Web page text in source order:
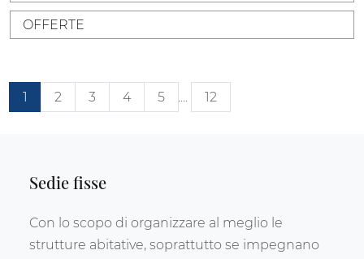
OFFERTE
1 2 3 4 5 .... 12
Sedie fisse
Con lo scopo di organizzare al meglio le
strutture abitative, soprattutto se impegnano